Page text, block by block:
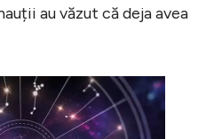
au văzut că deja avea